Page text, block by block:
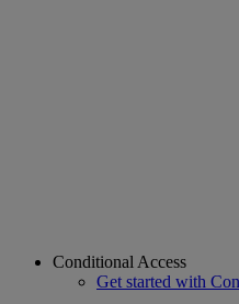
Conditional Access
Get started with